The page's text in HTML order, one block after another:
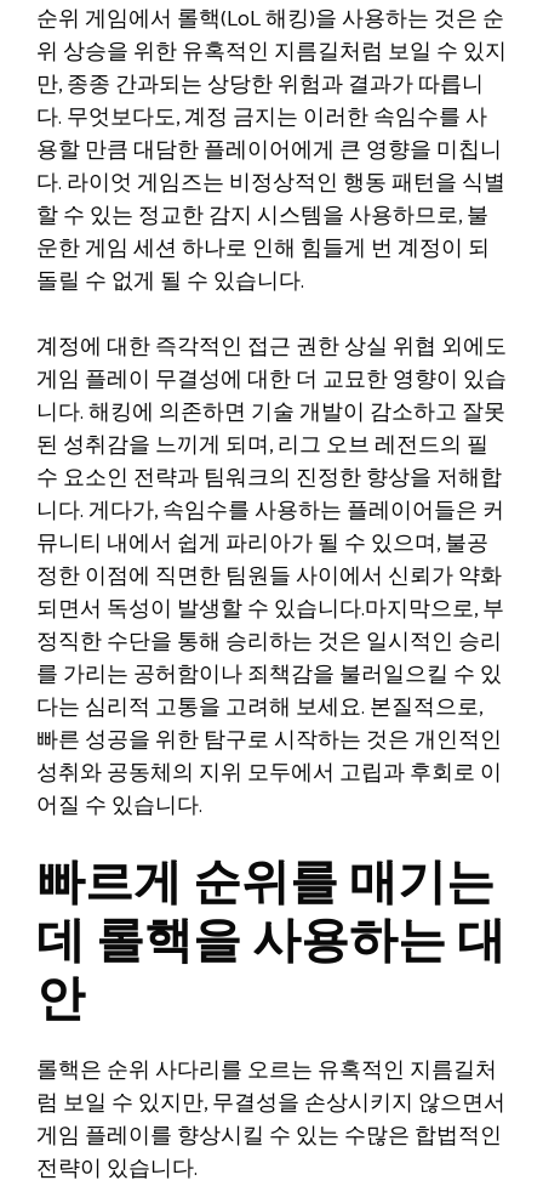
순위 게임에서 롤핵(LoL 해킹)을 사용하는 것은 순
위 상승을 위한 유혹적인 지름길처럼 보일 수 있지
만, 종종 간과되는 상당한 위험과 결과가 따릅니
다. 무엇보다도, 계정 금지는 이러한 속임수를 사
용할 만큼 대담한 플레이어에게 큰 영향을 미칩니
다. 라이엇 게임즈는 비정상적인 행동 패턴을 식별
할 수 있는 정교한 감지 시스템을 사용하므로, 불
운한 게임 세션 하나로 인해 힘들게 번 계정이 되
돌릴 수 없게 될 수 있습니다.
계정에 대한 즉각적인 접근 권한 상실 위협 외에도
게임 플레이 무결성에 대한 더 교묘한 영향이 있습
니다. 해킹에 의존하면 기술 개발이 감소하고 잘못
된 성취감을 느끼게 되며, 리그 오브 레전드의 필
수 요소인 전략과 팀워크의 진정한 향상을 저해합
니다. 게다가, 속임수를 사용하는 플레이어들은 커
뮤니티 내에서 쉽게 파리아가 될 수 있으며, 불공
정한 이점에 직면한 팀원들 사이에서 신뢰가 약화
되면서 독성이 발생할 수 있습니다.마지막으로, 부
정직한 수단을 통해 승리하는 것은 일시적인 승리
를 가리는 공허함이나 죄책감을 불러일으킬 수 있
다는 심리적 고통을 고려해 보세요. 본질적으로,
빠른 성공을 위한 탐구로 시작하는 것은 개인적인
성취와 공동체의 지위 모두에서 고립과 후회로 이
어질 수 있습니다.
빠르게 순위를 매기는
데 롤핵을 사용하는 대
안
롤핵은 순위 사다리를 오르는 유혹적인 지름길처
럼 보일 수 있지만, 무결성을 손상시키지 않으면서
게임 플레이를 향상시킬 수 있는 수많은 합법적인
전략이 있습니다.